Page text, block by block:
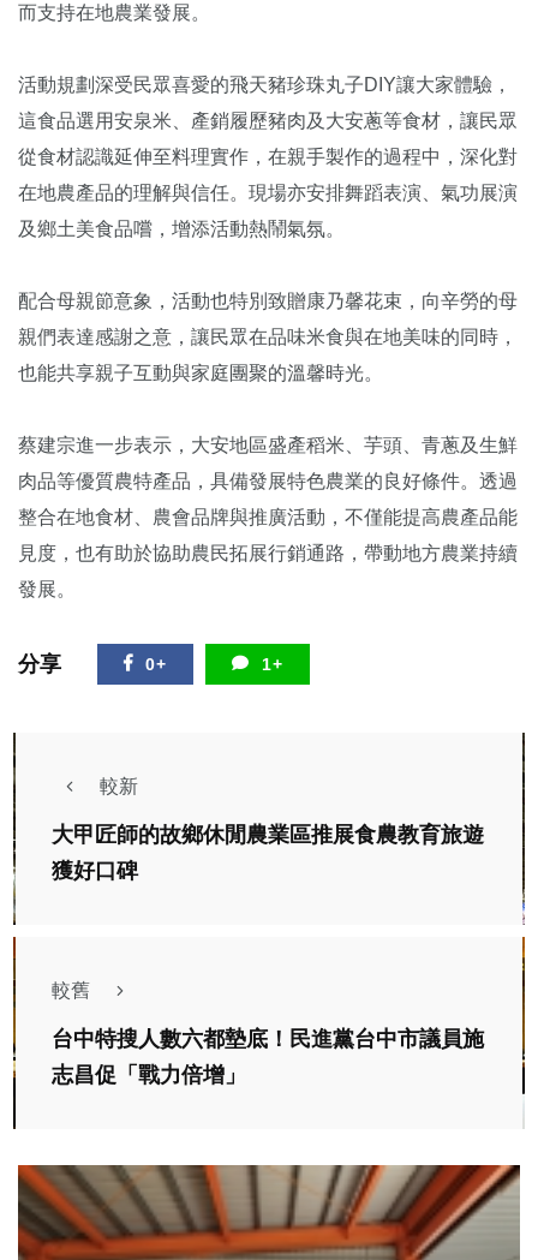
而支持在地農業發展。
活動規劃深受民眾喜愛的飛天豬珍珠丸子DIY讓大家體驗，
這食品選用安泉米、產銷履歷豬肉及大安蔥等食材，讓民眾
從食材認識延伸至料理實作，在親手製作的過程中，深化對
在地農產品的理解與信任。現場亦安排舞蹈表演、氣功展演
及鄉土美食品嚐，增添活動熱鬧氣氛。
配合母親節意象，活動也特別致贈康乃馨花束，向辛勞的母
親們表達感謝之意，讓民眾在品味米食與在地美味的同時，
也能共享親子互動與家庭團聚的溫馨時光。
蔡建宗進一步表示，大安地區盛產稻米、芋頭、青蔥及生鮮
肉品等優質農特產品，具備發展特色農業的良好條件。透過
整合在地食材、農會品牌與推廣活動，不僅能提高農產品能
見度，也有助於協助農民拓展行銷通路，帶動地方農業持續
發展。
分享 0+ 1+
較新
大甲匠師的故鄉休閒農業區推展食農教育旅遊
獲好口碑
較舊
台中特搜人數六都墊底！民進黨台中市議員施
志昌促「戰力倍增」